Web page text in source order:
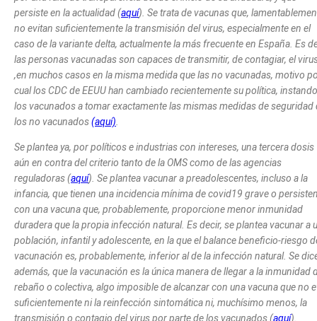
persiste en la actualidad (aquí). Se trata de vacunas que,
no evitan suficientemente la transmisión del virus, especialmente en el
caso de la variante delta, actualmente la más frecuente en España. Es
las personas vacunadas son capaces de transmitir, de contagiar, el
,en muchos casos en la misma medida que las no vacunadas, motivo
cual los CDC de EEUU han cambiado recientemente su política,
los vacunados a tomar exactamente las mismas medidas de seguridad
los no vacunados(aquí).
Se plantea ya, por políticos e industrias con intereses, una tercera dosis
aún en contra del criterio tanto de la OMS como de las agencias
reguladoras (aquí). Se plantea vacunar a preadolescentes, incluso a la
infancia, que tienen una incidencia mínima de covid19 grave o
con una vacuna que, probablemente, proporcione menor inmunidad
duradera que la propia infección natural. Es decir, se plantea vacunar a
población, infantil y adolescente, en la que el balance beneficio-riesgo
vacunación es, probablemente, inferior al de la infección natural. Se
además, que la vacunación es la única manera de llegar a la inmunidad
rebaño o colectiva, algo imposible de alcanzar con una vacuna que no
suficientemente ni la reinfección sintomática ni, muchísimo menos, la
transmisión o contagio del virus por parte de los vacunados (aquí).